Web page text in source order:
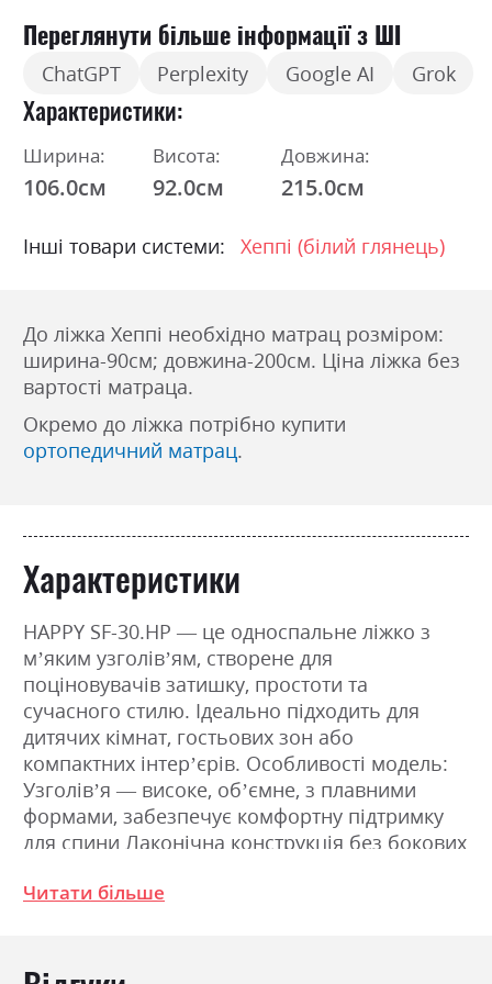
Переглянути більше інформації з ШІ
ChatGPT Perplexity Google AI Grok
Характеристики
Ширина:
106.0см
Висота:
92.0см
Довжина:
215.0см
Інші товари системи: Хеппі (білий глянець)
До ліжка Хеппі необхідно матрац розміром:
ширина-90см; довжина-200см. Ціна ліжка без
вартості матраца.
Окремо до ліжка потрібно купити
ортопедичний матрац.
Характеристики
HAPPY SF-30.HP — це односпальне ліжко з
м’яким узголів’ям, створене для
поціновувачів затишку, простоти та
сучасного стилю. Ідеально підходить для
дитячих кімнат, гостьових зон або
компактних інтер’єрів. Особливості модель:
Узголів’я — високе, об’ємне, з плавними
формами, забезпечує комфортну підтримку
для спини Лаконічна конструкція без бокових
стіни або в центрі кімнати Функціональність:
для невеликих просторів, де важлива
Читати більше